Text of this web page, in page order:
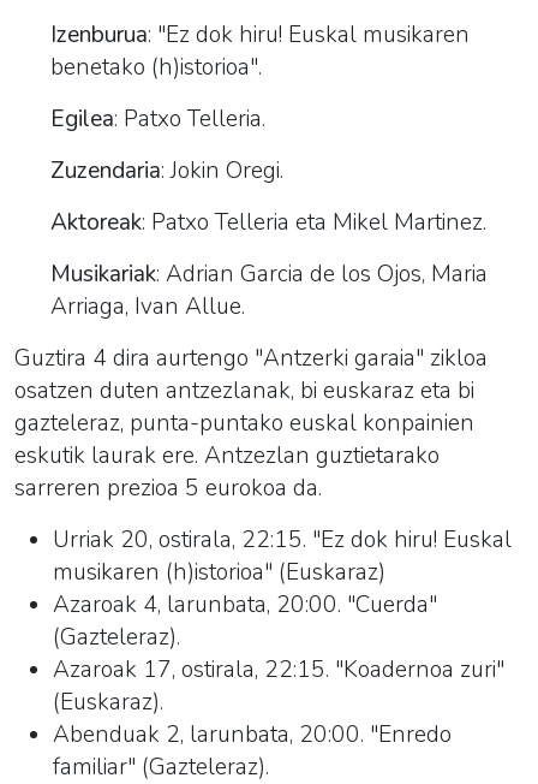
Izenburua: "Ez dok hiru! Euskal musikaren
benetako (h)istorioa".
Egilea: Patxo Telleria.
Zuzendaria: Jokin Oregi.
Aktoreak: Patxo Telleria eta Mikel Martinez.
Musikariak: Adrian Garcia de los Ojos, Maria
Arriaga, Ivan Allue.
Guztira 4 dira aurtengo "Antzerki garaia" zikloa
osatzen duten antzezlanak, bi euskaraz eta bi
gazteleraz, punta-puntako euskal konpainien
eskutik laurak ere. Antzezlan guztietarako
sarreren prezioa 5 eurokoa da.
Urriak 20, ostirala, 22:15. "Ez dok hiru! Euskal
musikaren (h)istorioa" (Euskaraz)
Azaroak 4, larunbata, 20:00. "Cuerda"
(Gazteleraz).
Azaroak 17, ostirala, 22:15. "Koadernoa zuri"
(Euskaraz).
Abenduak 2, larunbata, 20:00. "Enredo
familiar" (Gazteleraz).